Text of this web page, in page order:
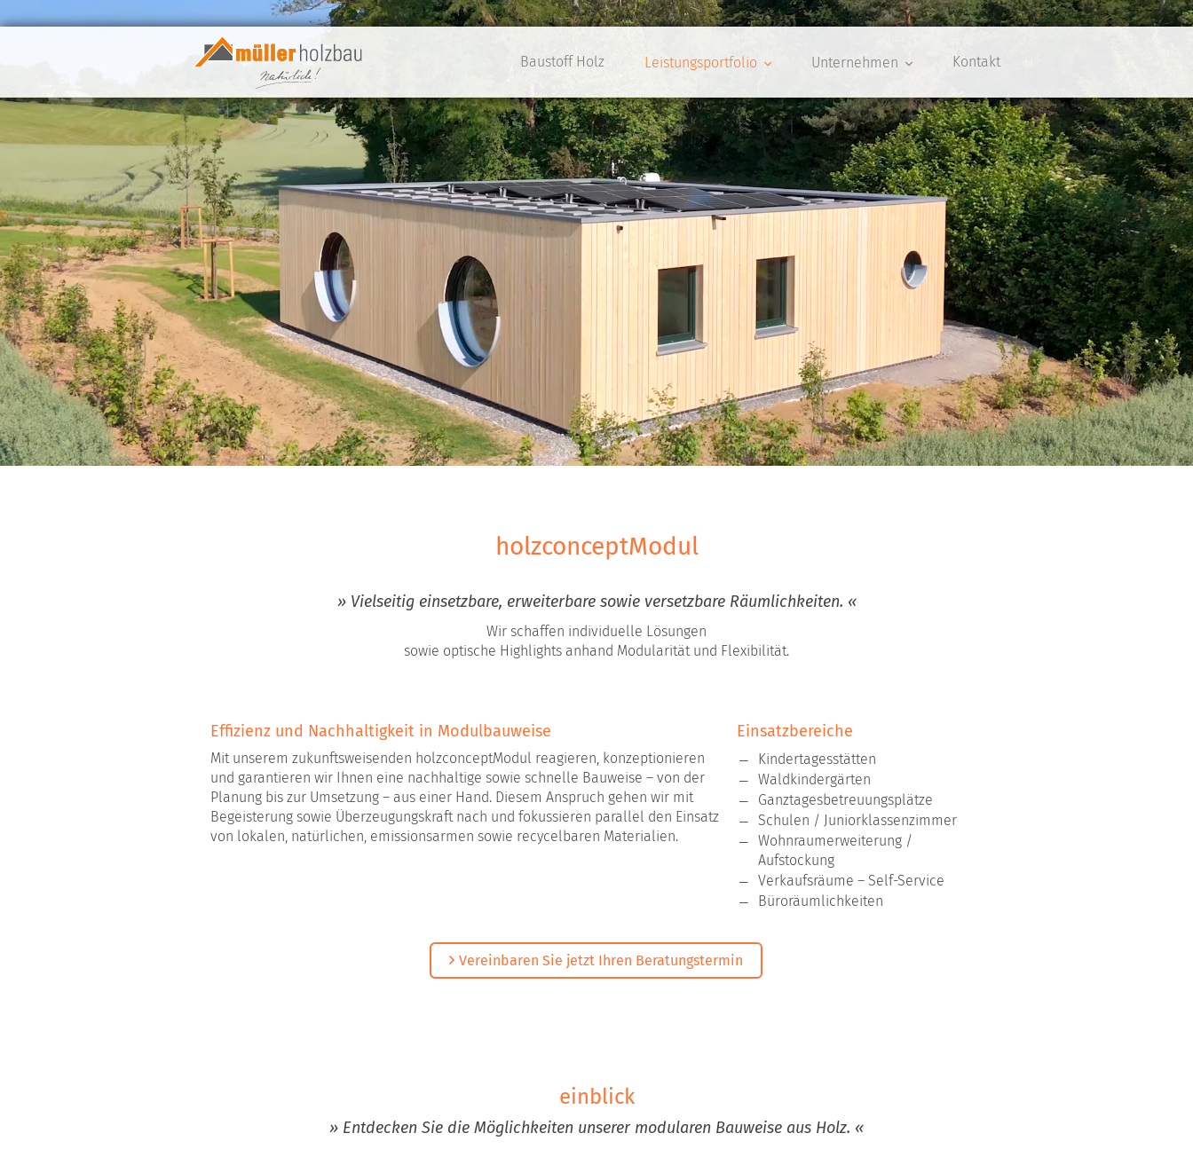
Baustoff Holz Leistungsportfolio Unternehmen Kontakt
holzconceptModul
» Vielseitig einsetzbare, erweiterbare sowie versetzbare Räumlichkeiten. «
Wir schaffen individuelle Lösungen
sowie optische Highlights anhand Modularität und Flexibilität.
Effizienz und Nachhaltigkeit in Modulbauweise
Mit unserem zukunftsweisenden holzconceptModul reagieren, konzeptionieren
und garantieren wir Ihnen eine nachhaltige sowie schnelle Bauweise – von der
Planung bis zur Umsetzung – aus einer Hand. Diesem Anspruch gehen wir mit
Begeisterung sowie Überzeugungskraft nach und fokussieren parallel den Einsatz
von lokalen, natürlichen, emissionsarmen sowie recycelbaren Materialien.
Einsatzbereiche
Kindertagesstätten
Waldkindergärten
Ganztagesbetreuungsplätze
Schulen / Juniorklassenzimmer
Wohnraumerweiterung /
Aufstockung
Verkaufsräume – Self-Service
Büroräumlichkeiten
Vereinbaren Sie jetzt Ihren Beratungstermin
einblick
» Entdecken Sie die Möglichkeiten unserer modularen Bauweise aus Holz. «